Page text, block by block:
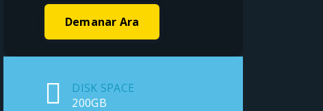
Demanar Ara
DISK SPACE
200GB